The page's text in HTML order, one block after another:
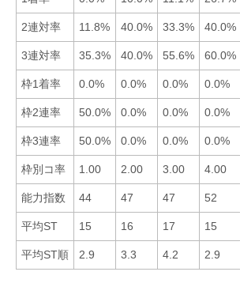
2連対率 11.8% 40.0% 33.3% 40.0%
3連対率 35.3% 40.0% 55.6% 60.0%
枠1着率 0.0% 0.0% 0.0% 0.0%
枠2連率 50.0% 0.0% 0.0% 0.0%
枠3連率 50.0% 0.0% 0.0% 0.0%
枠別コ率 1.00 2.00 3.00 4.00
能力指数 44 47 47 52
平均ST 15 16 17 15
平均ST順 2.9 3.3 4.2 2.9